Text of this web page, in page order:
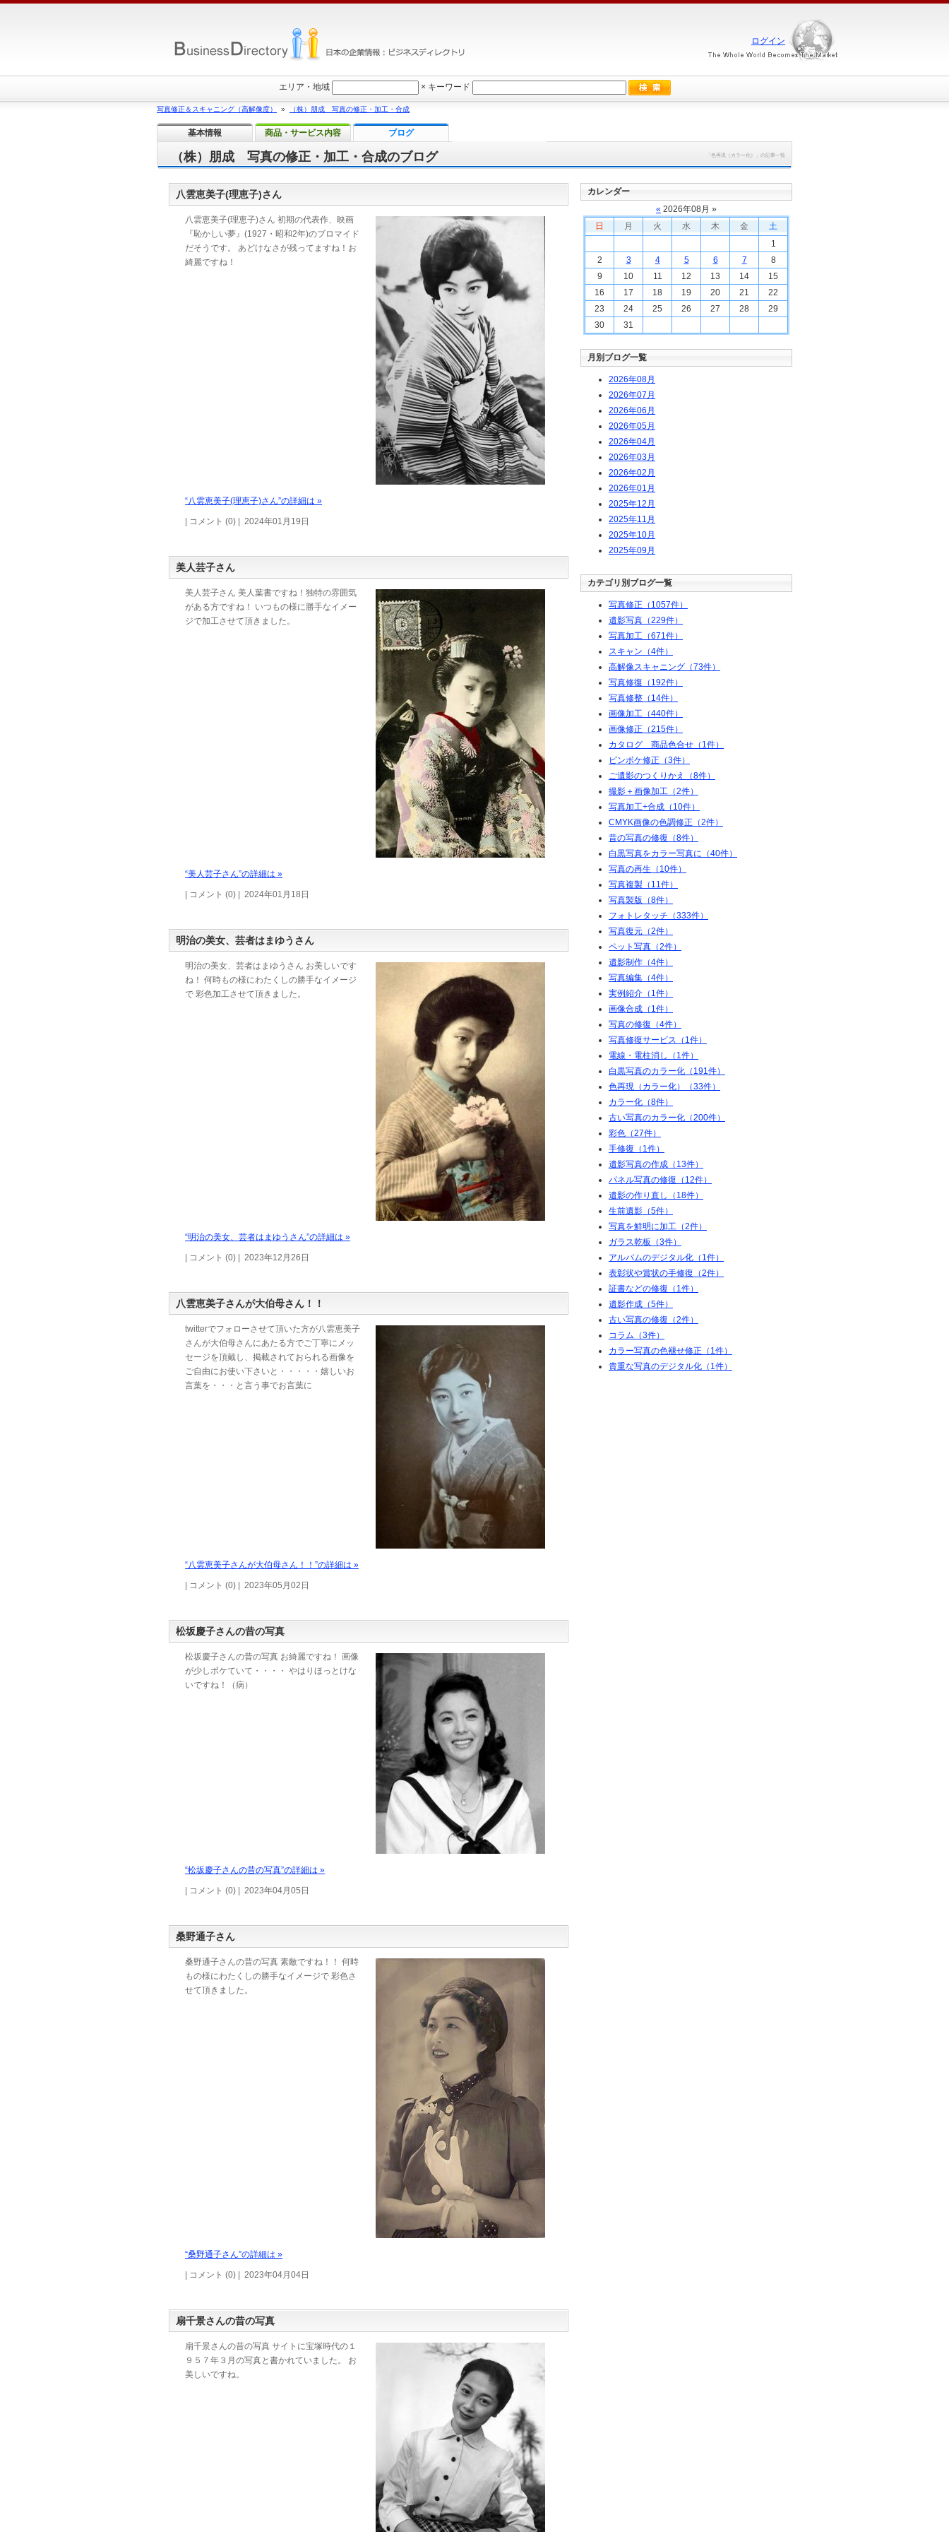
「色再現（カラー化）」の記事一覧
（株）朋成 写真の修正・加工・合成のブログ
八雲恵美子(理恵子)さん
八雲恵美子(理恵子)さん 初期の代表作、映画
『恥かしい夢』(1927・昭和2年)のブロマイド
だそうです。 あどけなさが残ってますね！お
綺麗ですね！
“八雲恵美子(理恵子)さん”の詳細は »
| コメント (0) | 2024年01月19日
美人芸子さん
美人芸子さん 美人葉書ですね！独特の雰囲気
がある方ですね！ いつもの様に勝手なイメー
ジで加工させて頂きました。
“美人芸子さん”の詳細は »
| コメント (0) | 2024年01月18日
明治の美女、芸者はまゆうさん
明治の美女、芸者はまゆうさん お美しいです
ね！ 何時もの様にわたくしの勝手なイメージ
で 彩色加工させて頂きました。
“明治の美女、芸者はまゆうさん”の詳細は »
| コメント (0) | 2023年12月26日
八雲恵美子さんが大伯母さん！！
twitterでフォローさせて頂いた方が八雲恵美子
さんが大伯母さんにあたる方でご丁寧にメッ
セージを頂戴し、掲載されておられる画像を
ご自由にお使い下さいと・・・・・嬉しいお
言葉を・・・と言う事でお言葉に
“八雲恵美子さんが大伯母さん！！”の詳細は »
| コメント (0) | 2023年05月02日
松坂慶子さんの昔の写真
松坂慶子さんの昔の写真 お綺麗ですね！ 画像
が少しボケていて・・・・ やはりほっとけな
いですね！（病）
“松坂慶子さんの昔の写真”の詳細は »
| コメント (0) | 2023年04月05日
桑野通子さん
桑野通子さんの昔の写真 素敵ですね！！ 何時
もの様にわたくしの勝手なイメージで 彩色さ
せて頂きました。
“桑野通子さん”の詳細は »
| コメント (0) | 2023年04月04日
扇千景さんの昔の写真
扇千景さんの昔の写真 サイトに宝塚時代の１
９５７年３月の写真と書かれていました。 お
美しいですね。
カレンダー
« 2026年08月 »
日
月 火 水 木 金
土
1
2
3 4 5 6 7
8
9
10 11 12 13 14
15
16
17 18 19 20 21
22
23
24 25 26 27 28
29
30
31
月別ブログ一覧
2026年08月
2026年07 月
2026年06 月
2026年05月
2026年04月
2026年03月
2026年02 月
2026年01 月
2025年12 月
2025年11 月
2025年10月
2025年09月
カテゴリ別ブログ一覧
写真修正（1057件）
遺影写真（229件）
写真加工（671件）
スキャン（4件）
高解像スキャニング（73件）
写真修復（192件）
写真修整（14件）
画像加工（440件）
画像修正（215件）
カタログ 商品色合せ（1件）
ピンボケ修正（3件）
ご遺影のつくりかえ（8件）
撮影＋画像加工（2件）
写真加工+合成（10件）
CMYK画像の色調修正（2件）
昔の写真の修復（8件）
白黒写真をカラー写真に（40件）
写真の再生（10件）
写真複製（11件）
写真製版（8件）
フォトレタッチ（333件）
写真復元（2件）
ペット写真（2件）
遺影制作（4件）
写真編集（4件）
実例紹介（1件）
画像合成（1件）
写真の修復（4件）
写真修復サービス（1件）
電線・電柱消し（1件）
白黒写真のカラー化（191件）
色再現（カラー化）（33件）
カラー化（8件）
古い写真のカラー化（200件）
彩色（27件）
手修復（1件）
遺影写真の作成（13件）
パネル写真の修復（12件）
遺影の作り直し（18件）
生前遺影（5件）
写真を鮮明に加工（2件）
ガラス乾板（3件）
アルバムのデジタル化（1件）
表彰状や賞状の手修復（2件）
証書などの修復（1件）
遺影作成（5件）
古い写真の修復（2件）
コラム（3件）
カラー写真の色褪せ修正（1件）
貴重な写真のデジタル化（1件）
ログイン
エリア・地域 × キーワード
写真修正＆スキャニング（高解像度） » （株）朋成 写真の修正・加工・合成
基本情報 商品・サービス内容 ブログ